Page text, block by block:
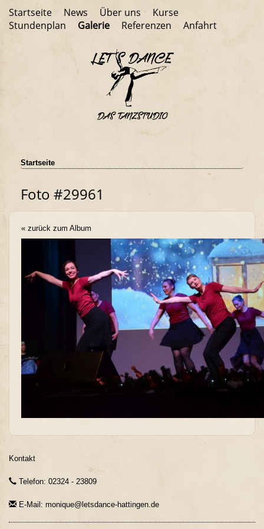
Startseite News Über uns
Kurse
Stundenplan
Galerie Referenzen Anfahrt
Startseite
Foto #29961
« zurück zum Album
Kontakt
Telefon: 02324 - 23809
E-Mail: monique@letsdance-hattingen.de